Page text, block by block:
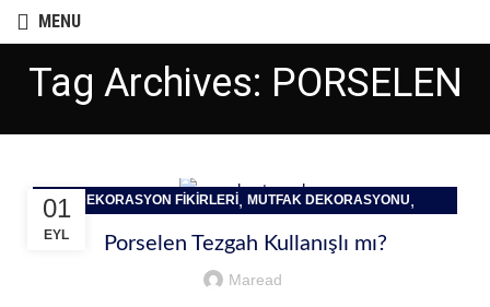
MENU
Tag Archives: PORSELEN
01
EYL
DEKORASYON FIKIRLERI, MUTFAK DEKORASYONU,
Porselen Tezgah Kullanışlı mı?
Maread